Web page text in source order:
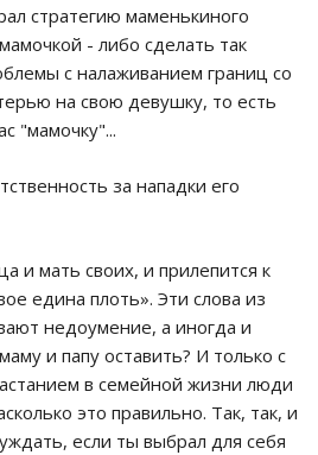
стратегию маменькиного
- либо сделать так
с налаживанием границ со
на свою девушку, то есть
"мамочку"...
за нападки его
и мать своих, и прилепится к
едина плоть». Эти слова из
недоумение, а иногда и
и папу оставить? И только с
в семейной жизни люди
это правильно. Так, так, и
если ты выбрал для себя